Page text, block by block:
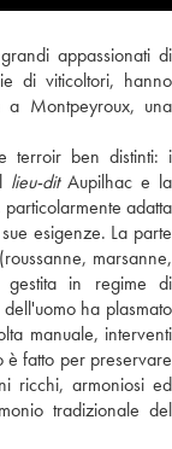
appassionati di
di viticoltori, hanno
Montpeyroux, una
terroir ben distinti: i
lieu-ditAupilhac e la
adatta
esigenze. La parte
marsanne,
in regime di
ha plasmato
manuale, interventi
è fatto per preservare
ricchi, armoniosi ed
tradizionale del